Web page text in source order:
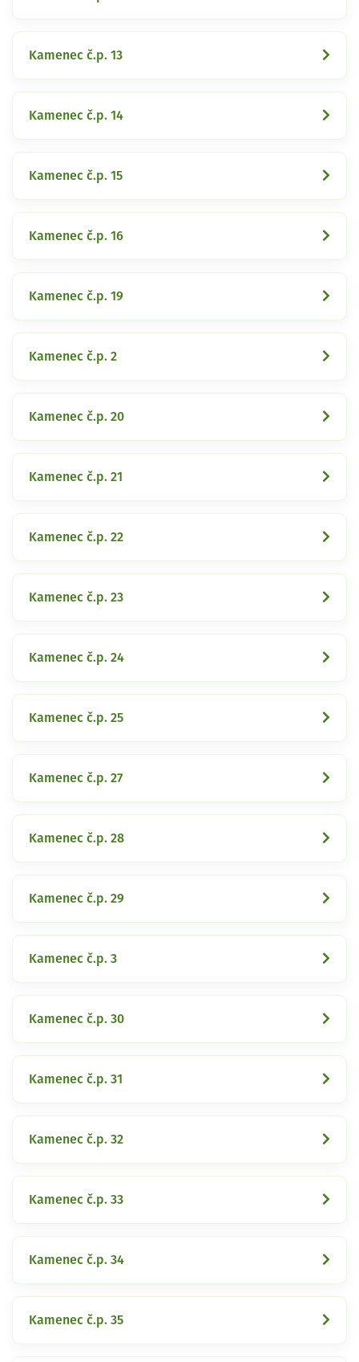
Kamenec č.p. 13
Kamenec č.p. 14
Kamenec č.p. 15
Kamenec č.p. 16
Kamenec č.p. 19
Kamenec č.p. 2
Kamenec č.p. 20
Kamenec č.p. 21
Kamenec č.p. 22
Kamenec č.p. 23
Kamenec č.p. 24
Kamenec č.p. 25
Kamenec č.p. 27
Kamenec č.p. 28
Kamenec č.p. 29
Kamenec č.p. 3
Kamenec č.p. 30
Kamenec č.p. 31
Kamenec č.p. 32
Kamenec č.p. 33
Kamenec č.p. 34
Kamenec č.p. 35